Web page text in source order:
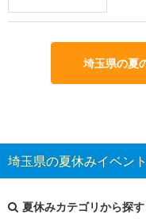
埼玉県の夏
埼玉県の夏休みイベン
夏休みカテゴリから探す